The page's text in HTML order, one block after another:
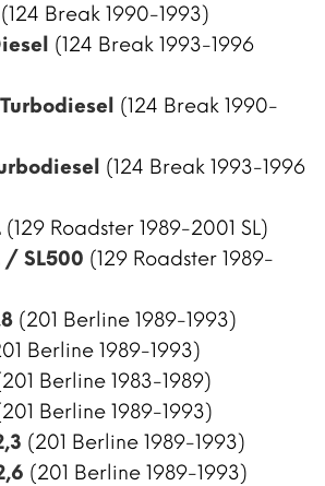
(124 Break 1990-1993)
(124 Break 1993-1996
(124 Break 1990-
(124 Break 1993-1996
(129 Roadster 1989-2001 SL)
/ SL500 (129 Roadster 1989-
(201 Berline 1989-1993)
Berline 1989-1993)
Berline 1983-1989)
Berline 1989-1993)
(201 Berline 1989-1993)
(201 Berline 1989-1993)